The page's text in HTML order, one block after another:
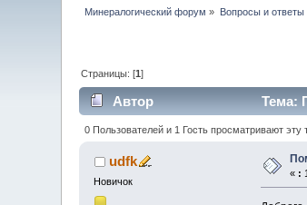
Минералогический форум » Вопросы и ответы
Страницы: [1]
Автор Тема:
0 Пользователей и 1 Гость просматривают эту
udfk
Новичок
« :